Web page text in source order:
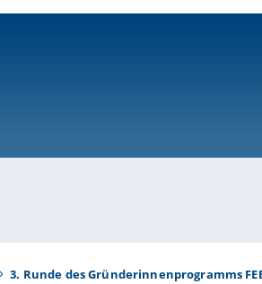
3. Runde des Gründerinnenprogramms